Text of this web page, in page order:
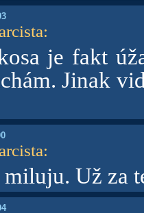
:
je fakt
Jinak
:
miluju. Už za